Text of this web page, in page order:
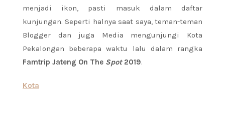
menjadi ikon, pasti masuk dalam daftar
kunjungan. Seperti halnya saat saya, teman-teman
Blogger dan juga Media mengunjungi Kota
Pekalongan beberapa waktu lalu dalam rangka
Famtrip Jateng On The Spot2019.
Kota